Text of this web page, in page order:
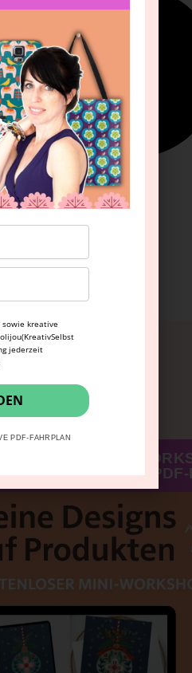
MINI-
sowie kreative
jederzeit
PDF-FAHRPLAN